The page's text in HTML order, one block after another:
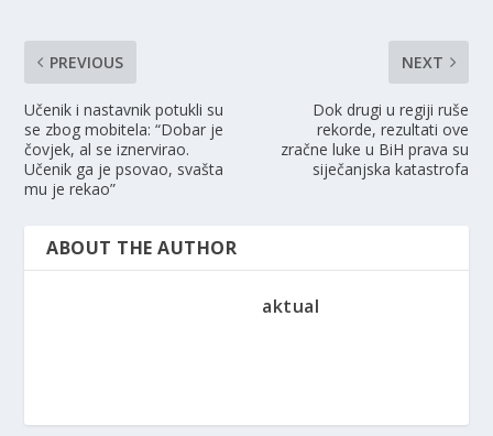
PREVIOUS
Učenik i nastavnik potukli su
se zbog mobitela: “Dobar je
čovjek, al se iznervirao.
Učenik ga je psovao, svašta
mu je rekao”
NEXT
Dok drugi u regiji ruše
rekorde, rezultati ove
zračne luke u BiH prava su
siječanjska katastrofa
ABOUT THE AUTHOR
aktual